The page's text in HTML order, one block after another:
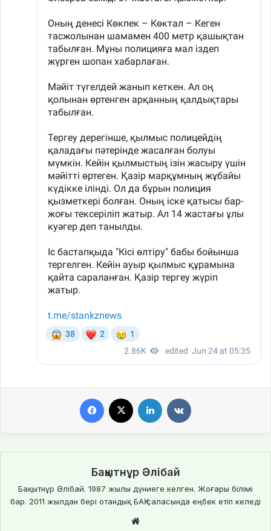
Бақытнұр Әлібай
Бақытнұр Әлібай. 1987 жылы дүниеге келген. Жоғары білімі
бар. 2011 жылдан бері отандық БАҚ саласында еңбек етіп келеді